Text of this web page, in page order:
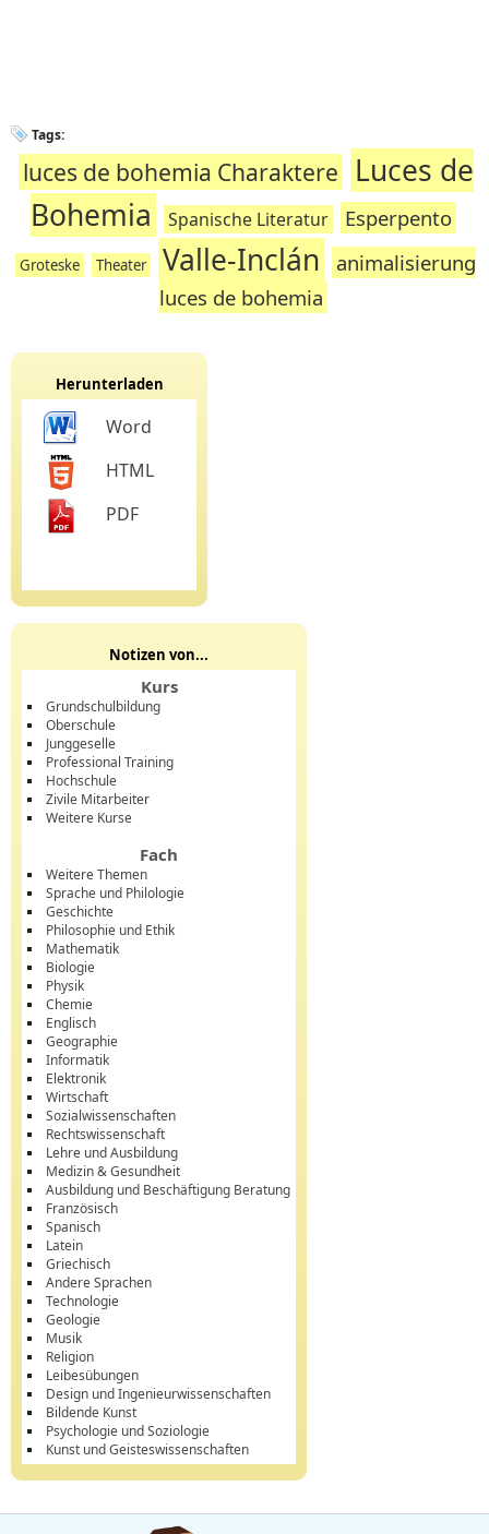
Tags:
luces de bohemia Charaktere
Luces de
Bohemia
Spanische Literatur Esperpento
Groteske Theater Valle-Inclán
animalisierung
luces de bohemia
Herunterladen
Word
HTML
PDF
Notizen von...
Kurs
Grundschulbildung
Oberschule
Junggeselle
Professional Training
Hochschule
Zivile Mitarbeiter
Weitere Kurse
Fach
Weitere Themen
Sprache und Philologie
Geschichte
Philosophie und Ethik
Mathematik
Biologie
Physik
Chemie
Englisch
Geographie
Informatik
Elektronik
Wirtschaft
Sozialwissenschaften
Rechtswissenschaft
Lehre und Ausbildung
Medizin & Gesundheit
Ausbildung und Beschäftigung Beratung
Französisch
Spanisch
Latein
Griechisch
Andere Sprachen
Technologie
Geologie
Musik
Religion
Leibesübungen
Design und Ingenieurwissenschaften
Bildende Kunst
Psychologie und Soziologie
Kunst und Geisteswissenschaften